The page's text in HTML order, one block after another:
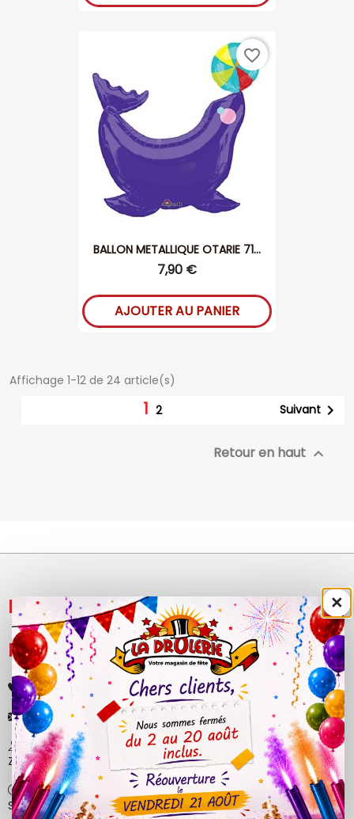
BALLON METALLIQUE OTARIE 71...
7,90 €
AJOUTER AU PANIER
favorite_border
Affichage 1-12 de 24 article(s)
1 2 Suivant 
Retour en haut 
NOS PRODUITS 
LÉGAL 
+33 (0)4 50 40 81 00
contact@ladrolerie.fr
38 Rue de la Maladière
Z.A de la maladiere 01210 Ornex
Ma-Ve : 9h30 - 12h30 | 14h30 - 19h00
Sa : 9h30 - 12h30 | 14h00 - 18h30
×